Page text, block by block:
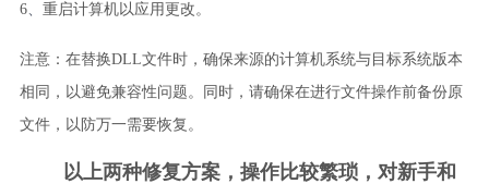
6、 重启计算机以应用更改。
注意：在替换DLL文件时，确保来源的计算机系统与目标系统版本
相同，以避免兼容性问题。同时，请确保在进行文件操作前备份原
文件，以防万一需要恢复。
以上两种修复方案，操作比较繁琐，对新手和